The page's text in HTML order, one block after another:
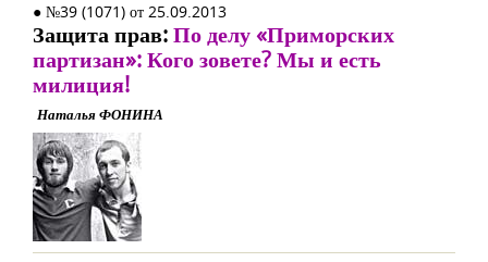
● №39 (1071) от 25.09.2013
Защита прав:По делу «Приморских
партизан»: Кого зовете? Мы и есть
милиция!
Наталья ФОНИНА